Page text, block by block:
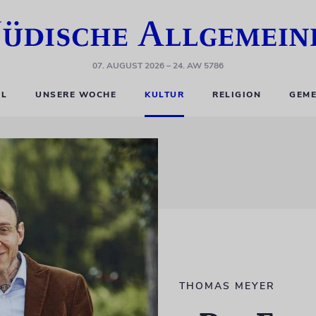
07. AUGUST 2026– 24. AW 5786
UNSERE WOCHE KULTUR RELIGION
THOMAS MEYER